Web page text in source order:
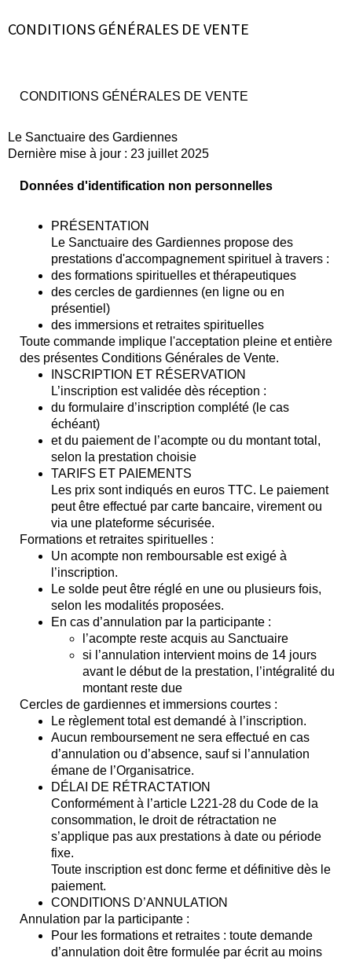
CONDITIONS GÉNÉRALES DE VENTE
CONDITIONS GÉNÉRALES DE VENTE
Le Sanctuaire des Gardiennes
Dernière mise à jour : 23 juillet 2025
Données d'identification non personnelles
PRÉSENTATION
Le Sanctuaire des Gardiennes propose des
prestations d'accompagnement spirituel à travers :
des formations spirituelles et thérapeutiques
des cercles de gardiennes (en ligne ou en
présentiel)
des immersions et retraites spirituelles
Toute commande implique l'acceptation pleine et entière
des présentes Conditions Générales de Vente.
INSCRIPTION ET RÉSERVATION
L’inscription est validée dès réception :
du formulaire d’inscription complété (le cas
échéant)
et du paiement de l’acompte ou du montant total,
selon la prestation choisie
TARIFS ET PAIEMENTS
Les prix sont indiqués en euros TTC. Le paiement
peut être effectué par carte bancaire, virement ou
via une plateforme sécurisée.
Formations et retraites spirituelles :
Un acompte non remboursable est exigé à
l’inscription.
Le solde peut être réglé en une ou plusieurs fois,
selon les modalités proposées.
En cas d’annulation par la participante :
l’acompte reste acquis au Sanctuaire
si l’annulation intervient moins de 14 jours
avant le début de la prestation, l’intégralité du
montant reste due
Cercles de gardiennes et immersions courtes :
Le règlement total est demandé à l’inscription.
Aucun remboursement ne sera effectué en cas
d’annulation ou d’absence, sauf si l’annulation
émane de l’Organisatrice.
DÉLAI DE RÉTRACTATION
Conformément à l’article L221-28 du Code de la
consommation, le droit de rétractation ne
s’applique pas aux prestations à date ou période
fixe.
Toute inscription est donc ferme et définitive dès le
paiement.
CONDITIONS D’ANNULATION
Annulation par la participante :
Pour les formations et retraites : toute demande
d’annulation doit être formulée par écrit au moins